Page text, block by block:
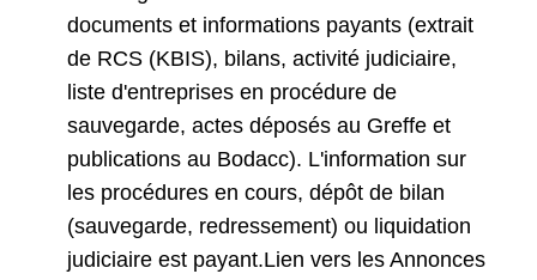
documents et informations payants (extrait
de RCS (KBIS), bilans, activité judiciaire,
liste d'entreprises en procédure de
sauvegarde, actes déposés au Greffe et
publications au Bodacc). L'information sur
les procédures en cours, dépôt de bilan
(sauvegarde, redressement) ou liquidation
judiciaire est payant.Lien vers les Annonces